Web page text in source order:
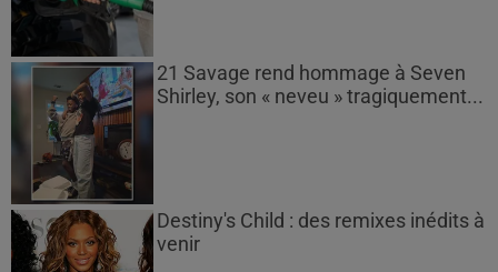
21 Savage rend hommage à Seven
Shirley, son « neveu » tragiquement...
Destiny's Child : des remixes inédits à
venir